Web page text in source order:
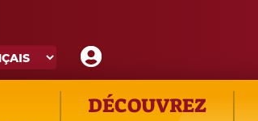
DÉCOUVREZ